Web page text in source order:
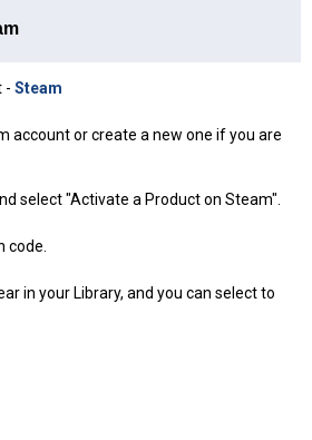
- Steam
account or create a new one if you are
select "Activate a Product on Steam".
code.
in your Library, and you can select to